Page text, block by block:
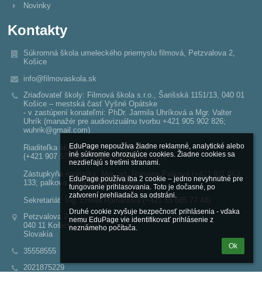
EduPage nepoužíva žiadne reklamné, analytické alebo
iné súkromie ohrozujúce cookies. Žiadne cookies sa
nezdieľajú s tretími stranami.
EduPage používa iba 2 cookie – jedno nevyhnutné pre
fungovanie prihlasovania. Toto je dočasné, po
zatvorení prehliadača sa odstráni.
Druhé cookie zvyšuje bezpečnosť prihlásenia - vďaka
nemu EduPage vie identifikovať prihlásenie z
neznámeho počítača.
Ok
Novinky
Kontakty
Súkromná škola umeleckého priemyslu filmová, Petzvalova 2,
Košice
info@filmovaskola.sk
Zriaďovateľ školy: Filmová škola s.r.o., Šarišská 1151/13, 040 01
Košice – mestská časť Vyšné Opátske
- v zastúpení konateľmi: PhDr. Jarmila Uhríková a Mgr. Valter
Uhrík (manažér pre audiovizuálnu tvorbu +421 905 902 826;
wuhrik@gmail.com)
Riaditeľka školy: Ing. Lívia Hirjaková
(+421 907 575 980; hirjakova@gmail.com)
Zástupkyňa riaditeľky: Mgr. art. Romana Palková (+421 911 863
133; palkova.romana@gmail.com)
Sekretariát: Ing. Emília Romanová (+421 55 685 77 48)
Petzvalova 2
040 11 Košice - Západ
Slovakia
35558555
2021875229